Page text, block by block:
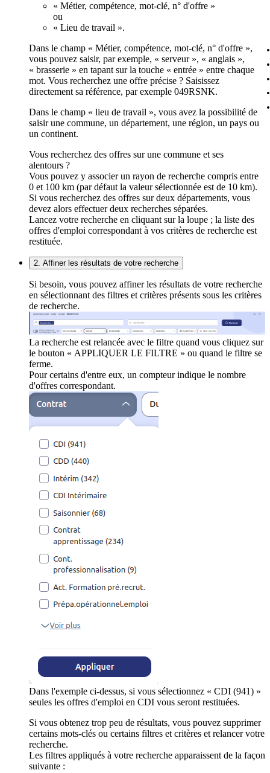
« Métier, compétence, mot-clé, n° d'offre »
ou
« Lieu de travail ».
Dans le champ « Métier, compétence, mot-clé, n° d'offre »,
vous pouvez saisir, par exemple, « serveur », « anglais »,
« brasserie » en tapant sur la touche « entrée » entre chaque
mot. Vous recherchez une offre précise ? Saisissez
directement sa référence, par exemple 049RSNK.
Dans le champ « lieu de travail », vous avez la possibilité de
saisir une commune, un département, une région, un pays ou
un continent.
Vous recherchez des offres sur une commune et ses
alentours ?
Vous pouvez y associer un rayon de recherche compris entre
0 et 100 km (par défaut la valeur sélectionnée est de 10 km).
Si vous recherchez des offres sur deux départements, vous
devez alors effectuer deux recherches séparées.
Lancez votre recherche en cliquant sur la loupe ; la liste des
offres d'emploi correspondant à vos critères de recherche est
restituée.
2. Affiner les résultats de votre recherche
Si besoin, vous pouvez affiner les résultats de votre recherche
en sélectionnant des filtres et critères présents sous les critères
de recherche.
La recherche est relancée avec le filtre quand vous cliquez sur
le bouton « APPLIQUER LE FILTRE » ou quand le filtre se
ferme.
Pour certains d'entre eux, un compteur indique le nombre
d'offres correspondant.
Dans l'exemple ci-dessus, si vous sélectionnez « CDI (941) »
seules les offres d'emploi en CDI vous seront restituées.
Si vous obtenez trop peu de résultats, vous pouvez supprimer
certains mots-clés ou certains filtres et critères et relancer votre
recherche.
Les filtres appliqués à votre recherche apparaissent de la façon
suivante :